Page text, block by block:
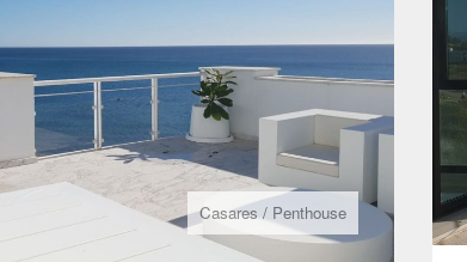
Casares / Penthouse